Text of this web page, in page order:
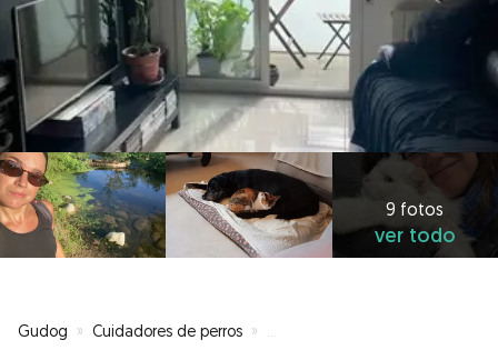
9 fotos
ver todo
Gudog » Cuidadores de perros »